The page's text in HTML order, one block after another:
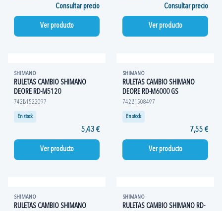
Consultar precio
Ver producto
Consultar precio
Ver producto
SHIMANO
RULETAS CAMBIO SHIMANO
DEORE RD-M5120
742B1522097
En stock
5,43 €
Ver producto
SHIMANO
RULETAS CAMBIO SHIMANO
DEORE RD-M6000 GS
742B1508497
En stock
7,55 €
Ver producto
SHIMANO
RULETAS CAMBIO SHIMANO
SHIMANO
RULETAS CAMBIO SHIMANO RD-